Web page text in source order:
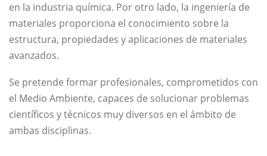
en la industria química. Por otro lado, la ingeniería de
materiales proporciona el conocimiento sobre la
estructura, propiedades y aplicaciones de materiales
avanzados.
Se pretende formar profesionales, comprometidos con
el Medio Ambiente, capaces de solucionar problemas
científicos y técnicos muy diversos en el ámbito de
ambas disciplinas.